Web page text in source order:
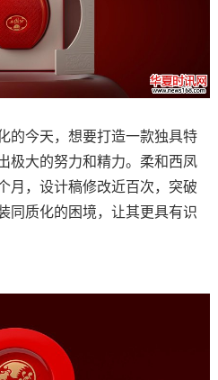
的今天，想要打造一款独具特
极大的努力和精力。柔和西凤
月，设计稿修改近百次，突破
同质化的困境，让其更具有识